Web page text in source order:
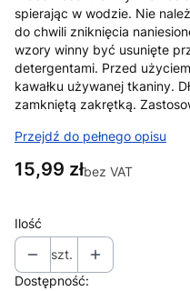
spierając w wodzie. Nie
do chwili zniknięcia
wzory winny być usunięte
detergentami. Przed
kawałku używanej tkaniny.
zamkniętą zakrętką.
Przejdź do pełnego opisu
Cena
15,99 złbez VAT
Ilość
szt.
Dostępność: